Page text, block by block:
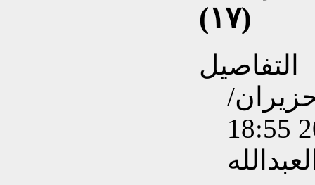
(١٧)
التفاصيل
بتاريخ الثلاثاء, 02 حزيران/